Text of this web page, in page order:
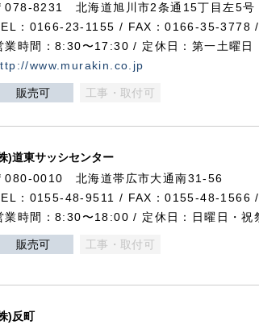
078-8231 北海道旭川市2条通15丁目左5号
：0166-23-1155 / FAX：0166-35-3778
業時間：8:30〜17:30 / 定休日：第一土曜日
www.murakin.co.jp
販売可 工事・取付可
)道東サッシセンター
080-0010 北海道帯広市大通南31-56
：0155-48-9511 / FAX：0155-48-1566
業時間：8:30〜18:00 / 定休日：日曜日・祝
販売可 工事・取付可
)反町